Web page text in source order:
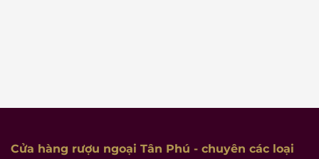
Cửa hàng rượu ngoại Tân Phú - chuyên các loại